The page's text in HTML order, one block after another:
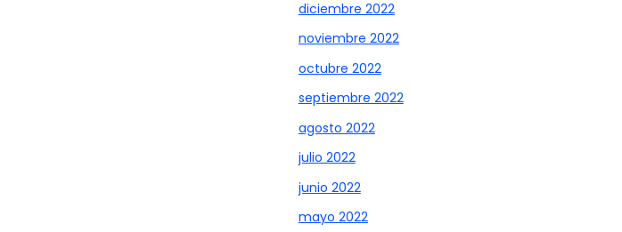
diciembre 2022
noviembre 2022
octubre 2022
septiembre 2022
agosto 2022
julio 2022
junio 2022
mayo 2022